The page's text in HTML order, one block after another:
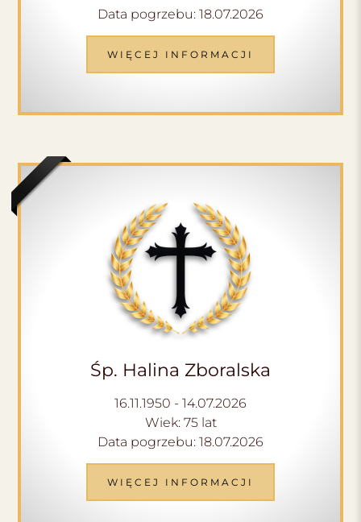
Data pogrzebu: 18.07.2026
WIĘCEJ INFORMACJI
Śp. Halina Zboralska
16.11.1950 - 14.07.2026
Wiek: 75 lat
Data pogrzebu: 18.07.2026
WIĘCEJ INFORMACJI